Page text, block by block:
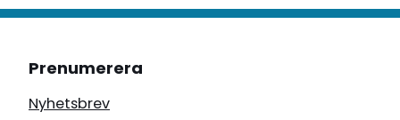
Prenumerera
Nyhetsbrev